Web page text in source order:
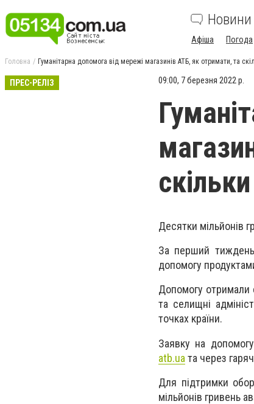
Новини
Афіша Погода
Головна Гуманітарна допомога від мережі магазинів АТБ, як отримати, та
ПРЕС-РЕЛІЗ 09:00, 7 березня 2022 р.
Десятки мільйонів
За перший тиждень
допомогу
Допомогу отримали
та селищні
точках країни.
Заявку на
atb.ua та через
Для підтримки
мільйонів гривень